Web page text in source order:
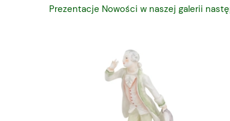
Prezentacje Nowości w naszej galerii